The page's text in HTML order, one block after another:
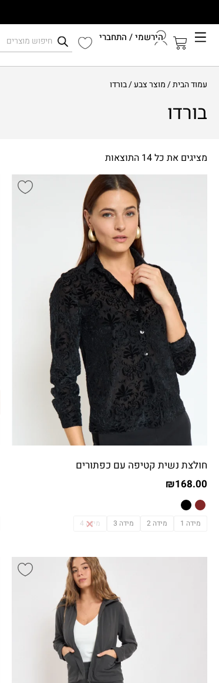
הירשמי / התחברי
עמוד הבית/ מוצר צבע / בורדו
בורדו
מציגים את כל ⁦14⁩ התוצאות
חולצת נשית קטיפה עם כפתורים
₪168.00
מידה 1 מידה 2 מידה 3 מידה 4